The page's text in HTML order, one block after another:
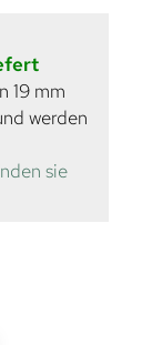
19 mm
werden
sie